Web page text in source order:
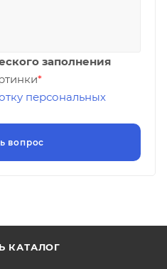
заполнения
*
персональных
КАТАЛОГ